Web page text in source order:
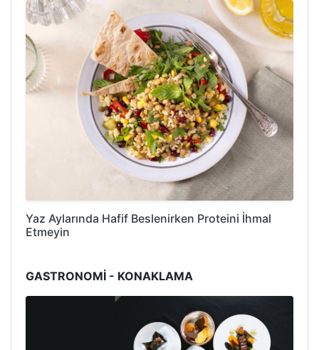
Yaz Aylarında Hafif Beslenirken Proteini İhmal
Etmeyin
GASTRONOMİ - KONAKLAMA